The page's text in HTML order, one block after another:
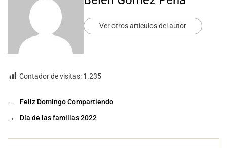
Ver otros artículos del autor
Contador de visitas: 1.235
←
Feliz Domingo Compartiendo
→
Día de las familias 2022